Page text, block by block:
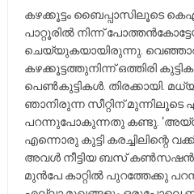
കഴക്കൂട്ടം ബൈപ്പാസിലൂടെ
പാറ്റൂരിൽ നിന്ന്
ചെയ്യുകയായിരുന്നു.
കഴക്കൂട്ടത്തുനിന്ന് ഒത്തിരി
പെൺകുട്ടികൾ. തിരക്കായി.
‍ഞാനിരുന്ന സീറ്റിന്
പറന്നുപോകുന്നതു കണ്ടു.
എന്നൊരു കുട്ടി കരച്ചിലിന്റെ
അവൾ നീട്ടിയ ബസ് കൺസഷൻ
മുൻപേ കാറ്റിൽ പുറത്തേക്കു